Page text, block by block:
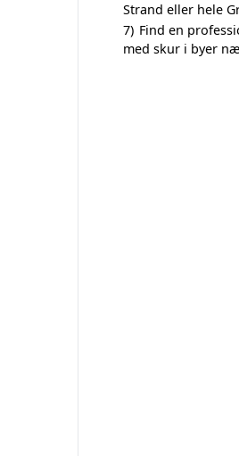
Strand eller hele
7) Find en
med skur i byer